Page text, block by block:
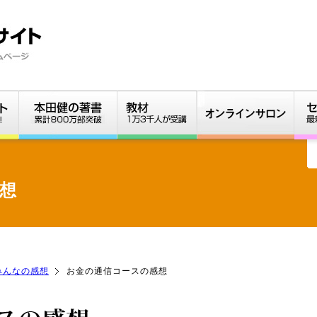
んなの感想 お金の通信コースの感想